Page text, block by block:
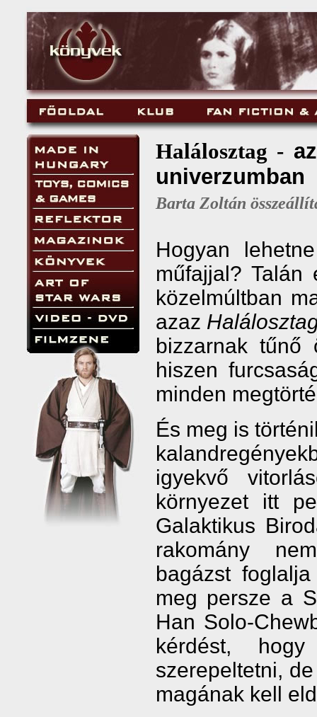
Halálosztag -
univerzumban
Barta Zoltán
Hogyan
műfajjal?
közelmúltban
azaz
bizzarnak tűnő
hiszen
minden
És meg is
igyekvő
környezet itt
Galaktikus
rakomány
bagázst
meg persze a
Han Solo-
kérdést,
szerepeltetni,
magának kell